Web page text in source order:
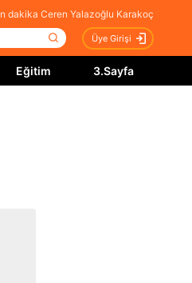
dakika Ceren Yalazoğlu Karakoç
Üye Girişi
Eğitim 3.Sayfa